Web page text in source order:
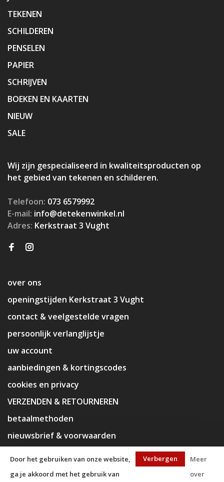
TEKENEN
SCHILDEREN
PENSELEN
PAPIER
SCHRIJVEN
BOEKEN EN KAARTEN
NIEUW
SALE
Wij zijn gespecialiseerd in kwaliteitsproducten op
het gebied van tekenen en schilderen.
Telefoon: 073 6579992
E-mail: info@detekenwinkel.nl
Adres: Kerkstraat 3 Vught
over ons
openingstijden Kerkstraat 3 Vught
contact & veelgestelde vragen
persoonlijk verlanglijstje
uw account
aanbiedingen & kortingscodes
cookies en privacy
VERZENDEN & RETOURNEREN
betaalmethoden
nieuwsbrief & voorwaarden
Door het gebruiken van onze website,
ga je akkoord met het gebruik van
Verbergen
Meer
over